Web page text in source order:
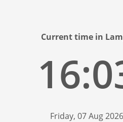
Current time in
Friday, 07 Aug